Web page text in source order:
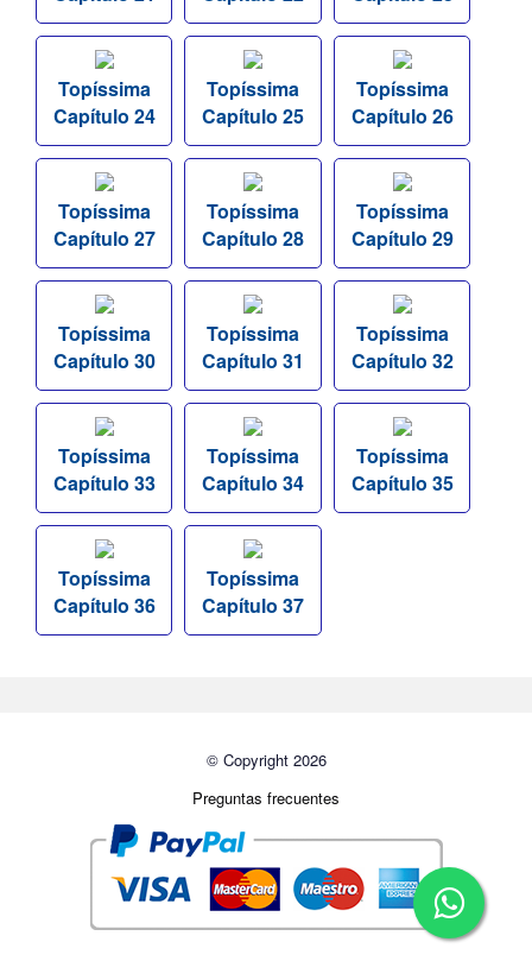
Topíssima
Capítulo 24
Topíssima
Capítulo 25
Topíssima
Capítulo 26
Topíssima
Capítulo 27
Topíssima
Capítulo 28
Topíssima
Capítulo 29
Topíssima
Capítulo 30
Topíssima
Capítulo 31
Topíssima
Capítulo 32
Topíssima
Capítulo 33
Topíssima
Capítulo 34
Topíssima
Capítulo 35
Topíssima
Capítulo 36
Topíssima
Capítulo 37
© Copyright 2026
Preguntas frecuentes